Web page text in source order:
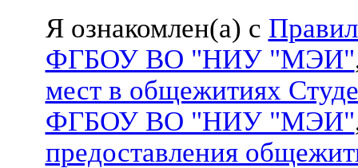
Я ознакомлен(а) с
ФГБОУ ВО "НИУ "МЭИ"
мест в общежитиях
ФГБОУ ВО "НИУ "МЭИ"
предоставления